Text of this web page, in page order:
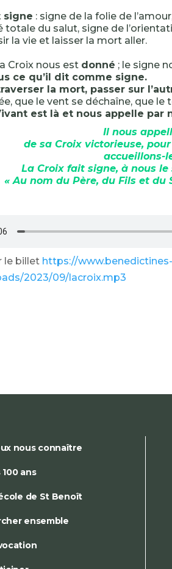
signe : signe de la folie de
totale du salut, signe de
la vie et laisser la mort aller.
Croix nous est donné ; le signe
ce qu’il dit comme signe.
la mort, passer sur
que le vent se déchaîne, que
est là et nous appelle par
Il nous
de sa Croix victorieuse,
accueillons-
La Croix fait signe, à nous le
« Au nom du Père, du Fils et du
le billet https://
2023/09/lacroix.mp3
nous connaître
100 ans
de St Benoît
ensemble